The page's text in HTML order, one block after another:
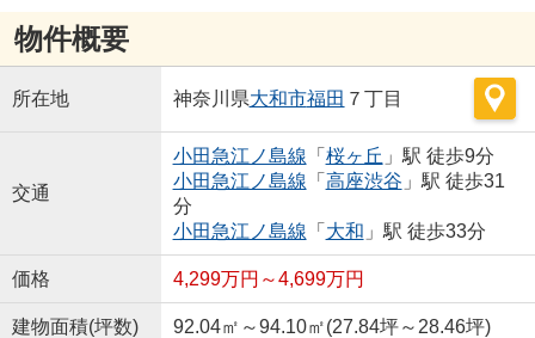
物件概要
所在地 神奈川県大和市福田 ７丁目
交通
小田急江ノ島線 「 桜ヶ丘 」駅 徒歩9分
小田急江ノ島線 「 高座渋谷 」駅 徒歩31
分
小田急江ノ島線 「 大和 」駅 徒歩33分
価格 4,299万円～4,699万円
建物面積(坪数) 92.04㎡～94.10㎡(27.84坪～28.46坪)